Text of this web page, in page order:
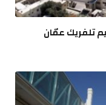
تلفريك عمّان